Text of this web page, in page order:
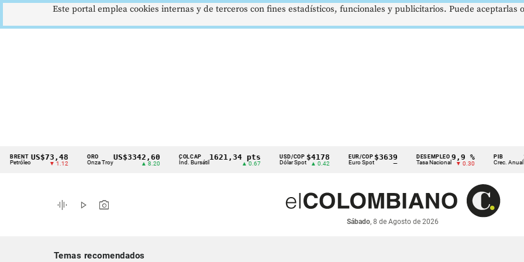
Cintillo
indicadores
económicos
US$73,48
▼ 1.12
ORO
Onza Troy
US$3342,60 COLCAP
Índ. Bursátil
1621,34 pts USD/COP
Dólar Spot
$4178
▲ 0.42
EUR/COP
Euro Spot
$3639
—
DESEMPLEO
Tasa Nacional
9,9 %
▼ 0.30
PIB
Crec. Anual
2,8 %
▲ 0.10
graphic_eq play_arrow photo_camera
Sábado, 8 de Agosto de 2026
Temas recomendados
Este portal emplea cookies internas y de terceros con fines estadísticos, funcionales y publicitarios. Puede aceptarlas